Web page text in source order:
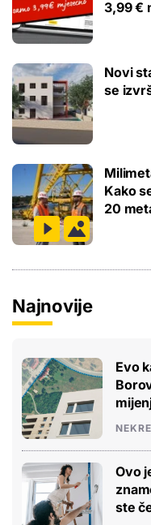
3,99 €
Novi
se
Kako
20
Najnovije
Evo
Ovo
ste